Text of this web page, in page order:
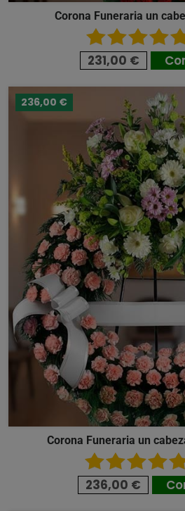
Corona Funeraria un
231,00 €
236,00 €
Corona Funeraria un
236,00 €